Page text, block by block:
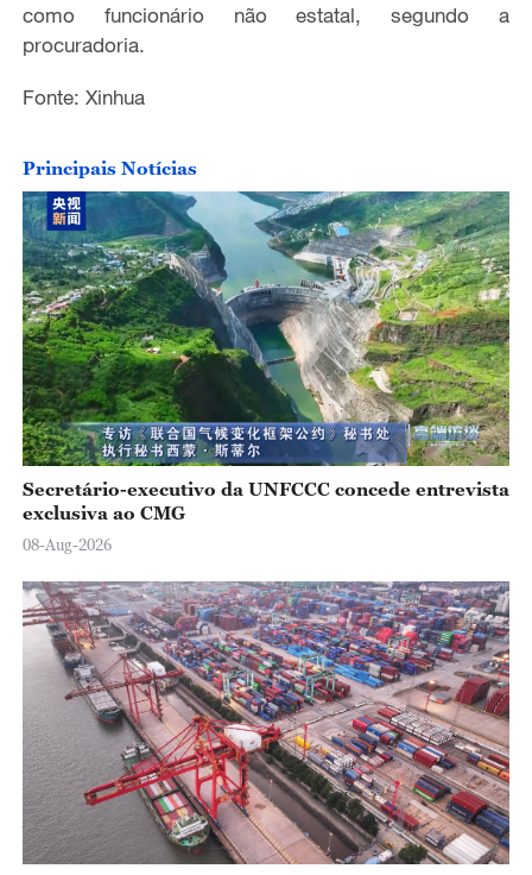
como funcionário não estatal, segundo a
procuradoria.
Fonte: Xinhua
Principais Notícias
Secretário-executivo da UNFCCC concede entrevista
exclusiva ao CMG
08-Aug-2026